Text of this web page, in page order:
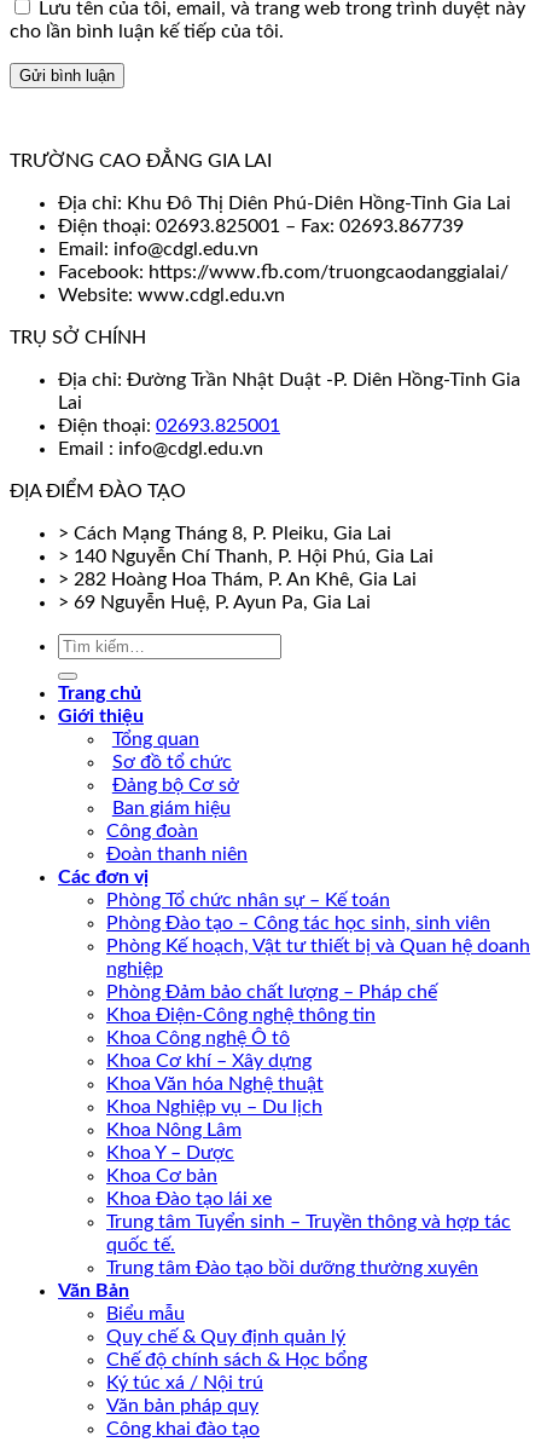
Lưu tên của tôi, email, và trang web trong trình duyệt này
cho lần bình luận kế tiếp của tôi.
TRƯỜNG CAO ĐẲNG GIA LAI
Địa chỉ: Khu Đô Thị Diên Phú-Diên Hồng-Tỉnh Gia Lai
Điện thoại: 02693.825001 – Fax: 02693.867739
Email: info@cdgl.edu.vn
Facebook: https://www.fb.com/truongcaodanggialai/
Website: www.cdgl.edu.vn
TRỤ SỞ CHÍNH
Địa chỉ: Đường Trần Nhật Duật -P. Diên Hồng-Tỉnh Gia
Lai
Điện thoại: 02693.825001
Email : info@cdgl.edu.vn
ĐỊA ĐIỂM ĐÀO TẠO
> Cách Mạng Tháng 8, P. Pleiku, Gia Lai
> 140 Nguyễn Chí Thanh, P. Hội Phú, Gia Lai
> 282 Hoàng Hoa Thám, P. An Khê, Gia Lai
> 69 Nguyễn Huệ, P. Ayun Pa, Gia Lai
Trang chủ
Giới thiệu
Tổng quan
Sơ đồ tổ chức
Đảng bộ Cơ sở
Ban giám hiệu
Công đoàn
Đoàn thanh niên
Các đơn vị
Phòng Tổ chức nhân sự – Kế toán
Phòng Đào tạo – Công tác học sinh, sinh viên
Phòng Kế hoạch, Vật tư thiết bị và Quan hệ doanh
nghiệp
Phòng Đảm bảo chất lượng – Pháp chế
Khoa Điện-Công nghệ thông tin
Khoa Công nghệ Ô tô
Khoa Cơ khí – Xây dựng
Khoa Văn hóa Nghệ thuật
Khoa Nghiệp vụ – Du lịch
Khoa Nông Lâm
Khoa Y – Dược
Khoa Cơ bản
Khoa Đào tạo lái xe
Trung tâm Tuyển sinh – Truyền thông và hợp tác
quốc tế.
Trung tâm Đào tạo bồi dưỡng thường xuyên
Văn Bản
Biểu mẫu
Quy chế & Quy định quản lý
Chế độ chính sách & Học bổng
Ký túc xá / Nội trú
Văn bản pháp quy
Công khai đào tạo